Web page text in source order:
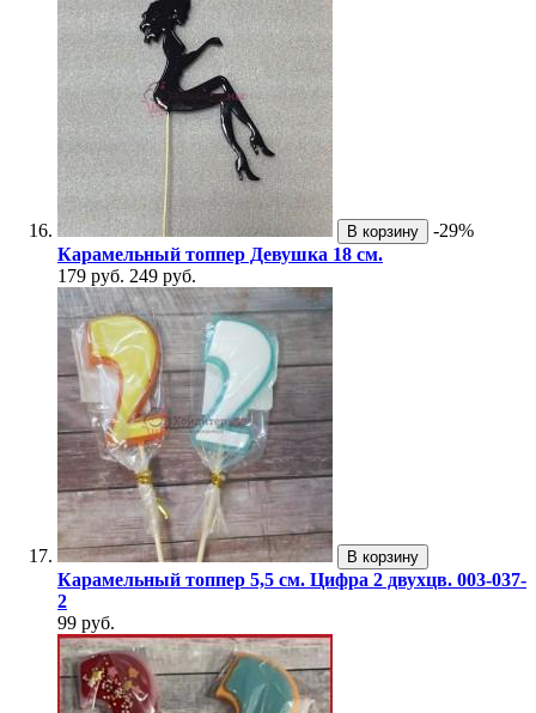
В корзину
-29%
Карамельный топпер Девушка 18 см.
179 руб. 249 руб.
В корзину
Карамельный топпер 5,5 см. Цифра 2 двухцв. 003-037-
2
99 руб.